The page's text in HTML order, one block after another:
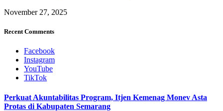
November 27, 2025
Recent Comments
Facebook
Instagram
YouTube
TikTok
Perkuat Akuntabilitas Program, Itjen Kemenag Monev Asta
Protas di Kabupaten Semarang